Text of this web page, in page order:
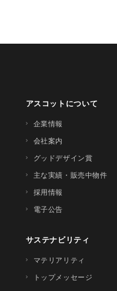
アスコットについて
企業情報
会社案内
グッドデザイン賞
主な実績・販売中物件
採用情報
電子公告
サステナビリティ
マテリアリティ
トップメッセージ